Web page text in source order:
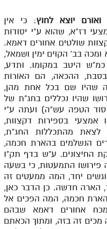
יוצא לחוץ: כי אין
דז"א, שהוא ע"י יסודות
שולטים אחורים דאמא.
בב' הקוים ימין ושמאל,
כמ"ש היטב במקומו. ותדע,
בסבת, ההכאה, הם האורות
שהיו שם בכל אחת מהן,
שהיו נכללים בחג"ת של
הטפה עש"ה) ועתה ע"י
אמצעי בספירות דקצוות,
לצאת מהתכללות החג"ת,
הנשלמים בהארת חכמה,
החיצונים. ע"ש בדף תק"ו
פירושו התמעטות, כי בשעה
יחד, המה ממעטים זה
הארה חדשה. כן הדבר כאן,
חכמה, המה הפכים אל
אחורים דאמא שבהם
זה בזה, ומתוך הכאתם